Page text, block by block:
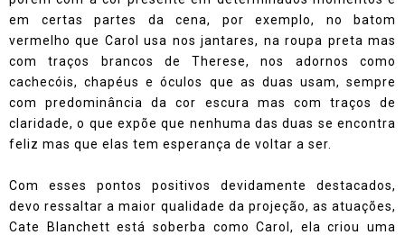
em certas partes da cena, por exemplo, no batom
vermelho que Carol usa nos jantares, na roupa preta mas
com traços brancos de Therese, nos adornos como
cachecóis, chapéus e óculos que as duas usam, sempre
com predominância da cor escura mas com traços de
claridade, o que expõe que nenhuma das duas se encontra
feliz mas que elas tem esperança de voltar a ser.
Com esses pontos positivos devidamente destacados,
devo ressaltar a maior qualidade da projeção, as atuações,
Cate Blanchett está soberba como Carol, ela criou uma